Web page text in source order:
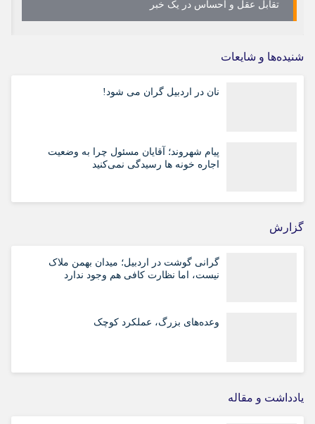
تقابل عقل و احساس در یک خبر
شنیده‌ها و شایعات
نان در اردبیل گران می شود!
پیام شهروند؛ آقایان مسئول چرا به وضعیت
اجاره خونه ها رسیدگی نمی‌کنید
گزارش
گرانی گوشت در اردبیل؛ میدان بهمن ملاک
نیست، اما نظارت کافی هم وجود ندارد
وعده‌های بزرگ، عملکرد کوچک
یادداشت و مقاله